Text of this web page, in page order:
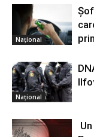
Național
Național